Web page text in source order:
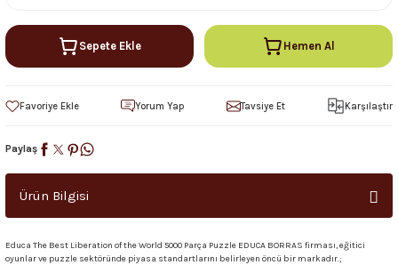
Sepete Ekle Hemen Al
Yorum Yap Tavsiye Et Karşılaştır
Paylaş
Ürün Bilgisi
Educa The Best Liberation of the World 5000 Parça Puzzle EDUCA BORRAS firması, eğitici
oyunlar ve puzzle sektöründe piyasa standartlarını belirleyen öncü bir markadır.;